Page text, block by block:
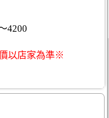
4200
以店家為準※